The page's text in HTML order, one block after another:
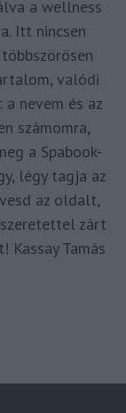
a wellness
Itt nincsen
valódi
nevem és az
számomra,
a Spabook-
légy tagja az
az oldalt,
zárt
Kassay Tamás